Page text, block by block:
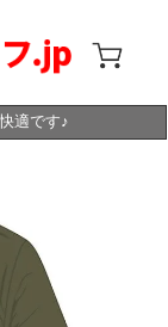
適です♪